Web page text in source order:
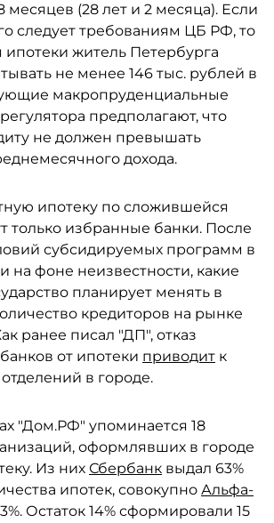
месяцев (28 лет и 2 месяца). Если
следует требованиям ЦБ РФ, то
житель Петербурга
не менее 146 тыс. рублей в
макропруденциальные
предполагают, что
не должен превышать
дохода.
ипотеку по сложившейся
только избранные банки. После
субсидируемых программ в
на фоне неизвестности, какие
планирует менять в
кредиторов на рынке
ранее писал "ДП", отказ
от ипотеки приводит к
в городе.
"Дом.РФ" упоминается 18
оформлявших в городе
Из них Сбербанк выдал 63%
ипотек, совокупно Альфа-
Остаток 14% сформировали 15